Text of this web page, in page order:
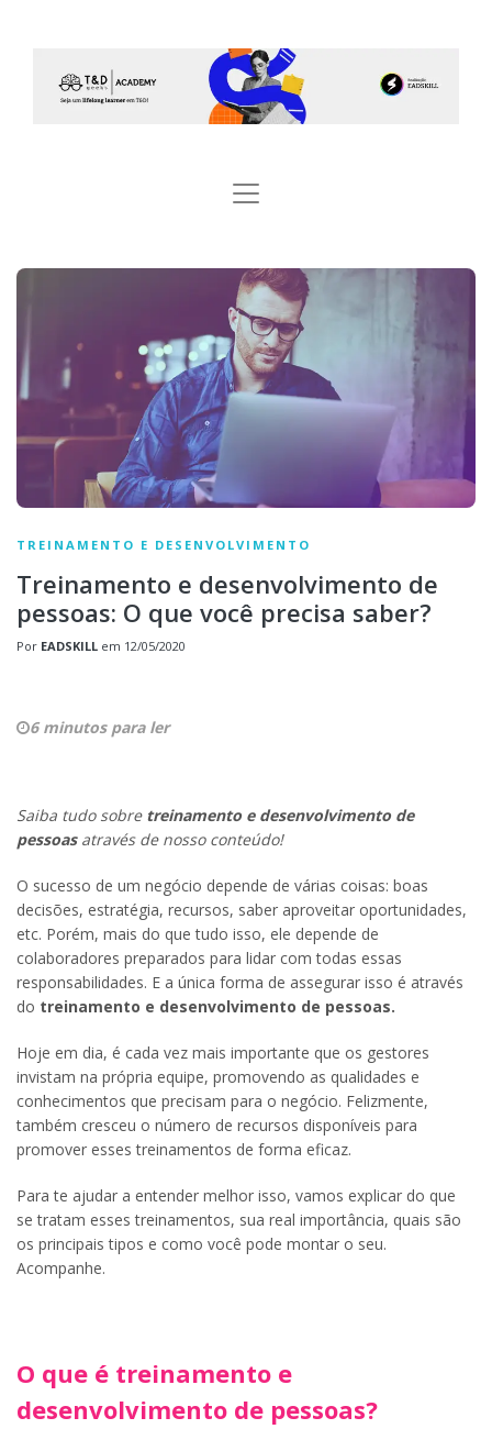
TREINAMENTO E DESENVOLVIMENTO
Treinamento e desenvolvimento de
pessoas: O que você precisa saber?
Por EADSKILL em 12/05/2020
6 minutos para ler
Saiba tudo sobre treinamento e desenvolvimento de
pessoasatravés de nosso conteúdo!
O sucesso de um negócio depende de várias coisas: boas
decisões, estratégia, recursos, saber aproveitar oportunidades,
etc. Porém, mais do que tudo isso, ele depende de
colaboradores preparados para lidar com todas essas
responsabilidades. E a única forma de assegurar isso é através
do treinamento e desenvolvimento de pessoas.
Hoje em dia, é cada vez mais importante que os gestores
invistam na própria equipe, promovendo as qualidades e
conhecimentos que precisam para o negócio. Felizmente,
também cresceu o número de recursos disponíveis para
promover esses treinamentos de forma eficaz.
Para te ajudar a entender melhor isso, vamos explicar do que
se tratam esses treinamentos, sua real importância, quais são
os principais tipos e como você pode montar o seu.
Acompanhe.
O que é treinamento e
desenvolvimento de pessoas?